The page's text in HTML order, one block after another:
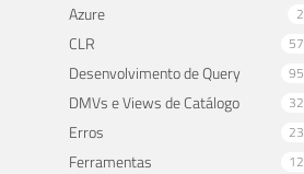
Azure 2
CLR 57
Desenvolvimento de Query 95
DMVs e Views de Catálogo 32
Erros 23
Ferramentas 12